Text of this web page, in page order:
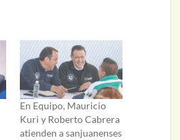
En Equipo, Mauricio
Kuri y Roberto Cabrera
atienden a sanjuanenses